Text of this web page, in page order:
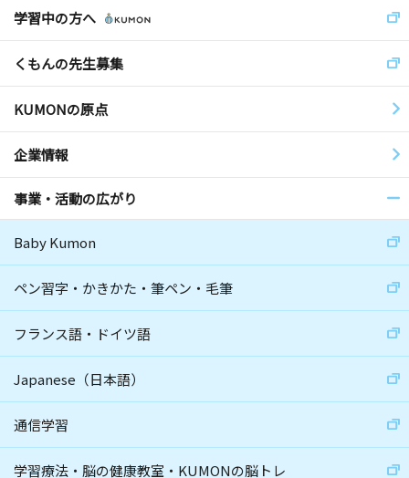
学習中の方へ
くもんの先生募集
KUMONの原点
企業情報
事業・活動の広がり
Baby Kumon
ペン習字・かきかた・筆ペン・毛筆
フランス語・ドイツ語
Japanese（日本語）
通信学習
学習療法・脳の健康教室・KUMONの脳トレ